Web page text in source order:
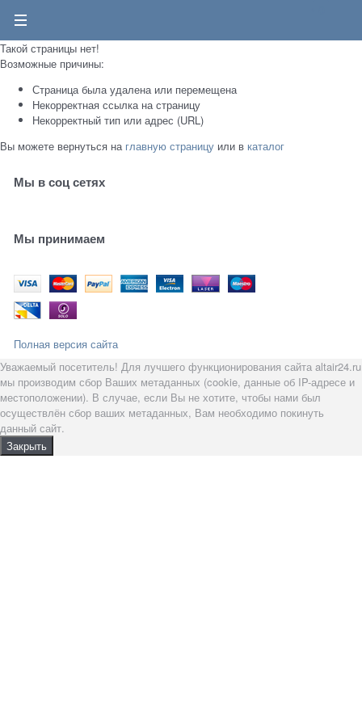
Такой страницы нет!
Возможные причины:
Страница была удалена или перемещена
Некорректная ссылка на страницу
Некорректный тип или адрес (URL)
Вы можете вернуться на главную страницу или в каталог
Мы в соц сетях
Мы принимаем
Полная версия сайта
Уважаемый посетитель! Для лучшего функционирования сайта altair24.ru
мы производим сбор Ваших метаданных (cookie, данные об IP-адресе и
местоположении). В случае, если Вы не хотите, чтобы нами был
осуществлён сбор ваших метаданных, Вам необходимо покинуть
данный сайт.
Закрыть